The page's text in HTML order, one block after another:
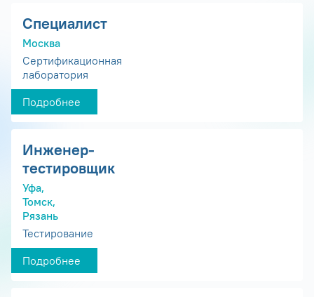
Специалист
Москва
Сертификационная
лаборатория
Подробнее
Инженер-
тестировщик
Уфа,
Томск,
Рязань
Тестирование
Подробнее